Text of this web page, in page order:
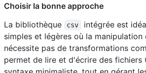
Choisir la bonne approche
La bibliothèque
csv
intégrée est
simples et légères où la manipulation
nécessite pas de transformations
permet de lire et d'écrire des fichiers